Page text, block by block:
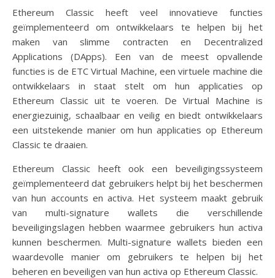
Ethereum Classic heeft veel innovatieve functies
geïmplementeerd om ontwikkelaars te helpen bij het
maken van slimme contracten en Decentralized
Applications (DApps). Een van de meest opvallende
functies is de ETC Virtual Machine, een virtuele machine die
ontwikkelaars in staat stelt om hun applicaties op
Ethereum Classic uit te voeren. De Virtual Machine is
energiezuinig, schaalbaar en veilig en biedt ontwikkelaars
een uitstekende manier om hun applicaties op Ethereum
Classic te draaien.
Ethereum Classic heeft ook een beveiligingssysteem
geïmplementeerd dat gebruikers helpt bij het beschermen
van hun accounts en activa. Het systeem maakt gebruik
van multi-signature wallets die verschillende
beveiligingslagen hebben waarmee gebruikers hun activa
kunnen beschermen. Multi-signature wallets bieden een
waardevolle manier om gebruikers te helpen bij het
beheren en beveiligen van hun activa op Ethereum Classic.